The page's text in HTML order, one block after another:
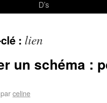
D’s
: lien
un schéma :
parceline